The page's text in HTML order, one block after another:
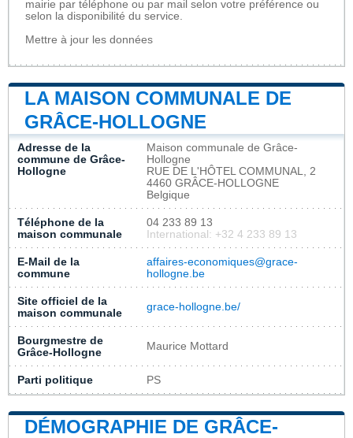
mairie par téléphone ou par mail selon votre préférence ou
selon la disponibilité du service.
Mettre à jour les données
LA MAISON COMMUNALE DE
GRÂCE-HOLLOGNE
Adresse de la
commune de Grâce-
Hollogne
Maison communale de Grâce-
Hollogne
RUE DE L'HÔTEL COMMUNAL, 2
4460 GRÂCE-HOLLOGNE
Belgique
Téléphone de la
maison communale
04 233 89 13
International: +32 4 233 89 13
E-Mail de la
commune
affaires-economiques@grace-
hollogne.be
Site officiel de la
maison communale
grace-hollogne.be/
Bourgmestre de
Grâce-Hollogne
Maurice Mottard
Parti politique PS
DÉMOGRAPHIE DE GRÂCE-